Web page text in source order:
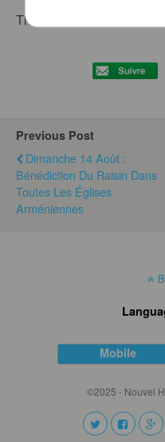
This content is password
Previous Post
Dimanche 14 Août :
Bénédiction Du Raisin Dans
Toutes Les Églises
Arméniennes
Mobile
©2025 - Nouvel